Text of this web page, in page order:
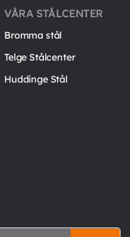
VÅRA STÅLCENTER
Bromma stål
Telge Stålcenter
Huddinge Stål